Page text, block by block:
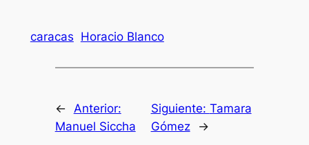
caracas Horacio Blanco
←
Anterior:
Manuel Siccha
Siguiente: Tamara
Gómez
→